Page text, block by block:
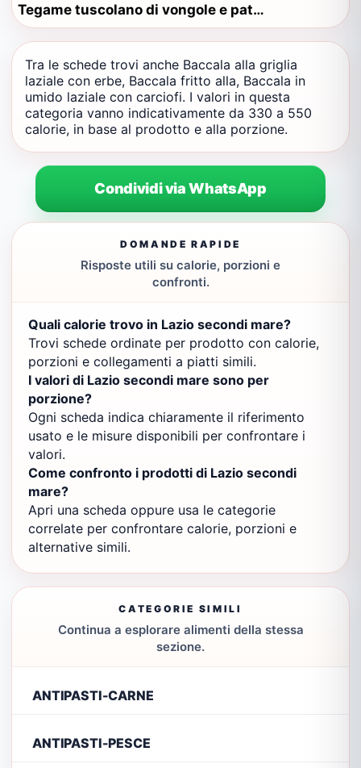
Tegame tuscolano di vongole e patate alla contadina tuscolano
Tra le schede trovi anche Baccala alla griglia
laziale con erbe, Baccala fritto alla, Baccala in
umido laziale con carciofi. I valori in questa
categoria vanno indicativamente da 330 a 550
calorie, in base al prodotto e alla porzione.
Condividi via WhatsApp
DOMANDE RAPIDE
Risposte utili su calorie, porzioni e
confronti.
Quali calorie trovo in Lazio secondi mare?
Trovi schede ordinate per prodotto con calorie,
porzioni e collegamenti a piatti simili.
I valori di Lazio secondi mare sono per
porzione?
Ogni scheda indica chiaramente il riferimento
usato e le misure disponibili per confrontare i
valori.
Come confronto i prodotti di Lazio secondi
mare?
Apri una scheda oppure usa le categorie
correlate per confrontare calorie, porzioni e
alternative simili.
CATEGORIE SIMILI
Continua a esplorare alimenti della stessa
sezione.
ANTIPASTI-CARNE
ANTIPASTI-PESCE